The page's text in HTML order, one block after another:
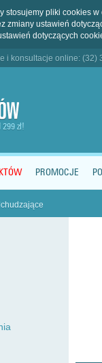
stosujemy pliki cookies
zmiany ustawień
dotyczących
i konsultacje online: (32)
zł!
PROMOCJE